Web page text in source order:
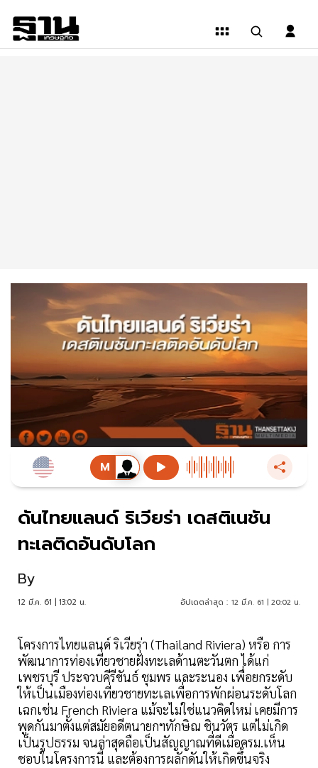
ดันไทยแลนด์ ริเวียร่า เดสติเนชัน
ทะเลติดอันดับโลก
By
12 มี.ค. 61 | 13:02 น. อัปเดตล่าสุด : 12 มี.ค. 61 | 20:02 น.
โครงการไทยแลนด์ ริเวียร่า (Thailand Riviera) หรือ การ
พัฒนาการท่องเที่ยวชายฝั่งทะเลด้านตะวันตก ได้แก่
เพชรบุรี ประจวบคีรีขันธ์ ชุมพร และระนอง เพื่อยกระดับ
ให้เป็นเมืองท่องเที่ยวชายทะเลเพื่อการพักผ่อนระดับโลก
เฉกเช่น French Riviera แม้จะไม่ใช่แนวคิดใหม่ เคยมีการ
พูดกันมาตั้งแต่สมัยอดีตนายกฯทักษิณ ชินวัตร แต่ไม่เกิด
เป็นรูปธรรม จนล่าสุดถือเป็นสัญญาณที่ดีเมื่อครม.เห็น
ชอบในโครงการนี้ และต้องการผลักดันให้เกิดขึ้นจริง